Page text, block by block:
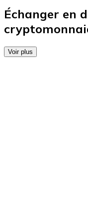
Achetez des
Aller à la
Échanger en
Voir plus